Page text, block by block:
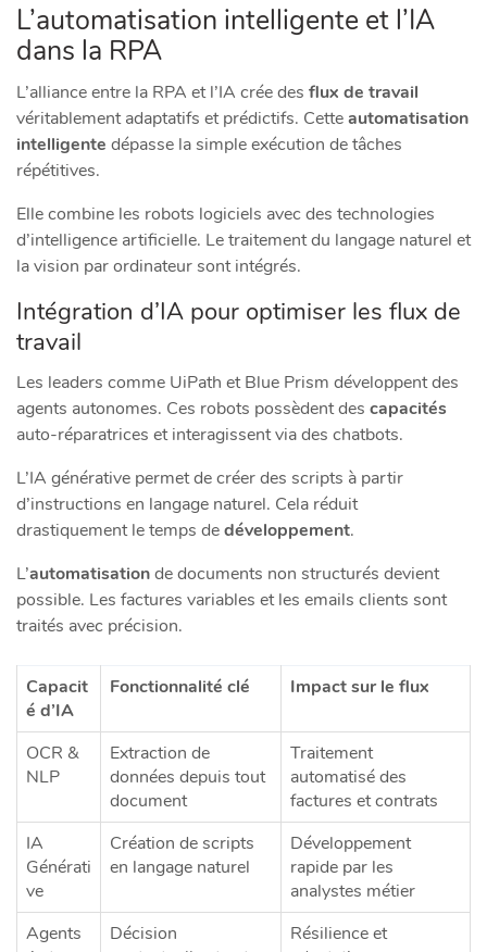
L’automatisation intelligente et l’IA
dans la RPA
L’alliance entre la RPA et l’IA crée des flux de travail
véritablement adaptatifs et prédictifs. Cetteautomatisation
intelligente dépasse la simple exécution de tâches
répétitives.
Elle combine les robots logiciels avec des technologies
d’intelligence artificielle. Le traitement du langage naturel et
la vision par ordinateur sont intégrés.
Intégration d’IA pour optimiser les flux de
travail
Les leaders comme UiPath et Blue Prism développent des
agents autonomes. Ces robots possèdent des capacités
auto-réparatrices et interagissent via des chatbots.
L’IA générative permet de créer des scripts à partir
d’instructions en langage naturel. Cela réduit
drastiquement le temps dedéveloppement.
L’automatisationde documents non structurés devient
possible. Les factures variables et les emails clients sont
traités avec précision.
Capacit
é d’IA
Fonctionnalité clé Impact sur le flux
OCR &
NLP
Extraction de
données depuis tout
document
Traitement
automatisé des
factures et contrats
IA
Générati
ve
Création de scripts
en langage naturel
Développement
rapide par les
analystes métier
Agents
Décision
Résilience et